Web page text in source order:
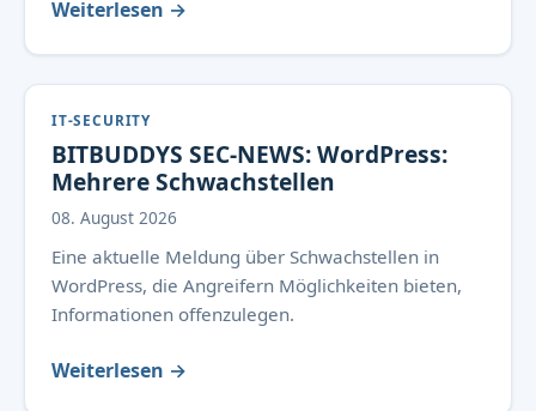
Weiterlesen →
IT-SECURITY
BITBUDDYS SEC-NEWS: WordPress:
Mehrere Schwachstellen
08. August 2026
Eine aktuelle Meldung über Schwachstellen in
WordPress, die Angreifern Möglichkeiten bieten,
Informationen offenzulegen.
Weiterlesen →